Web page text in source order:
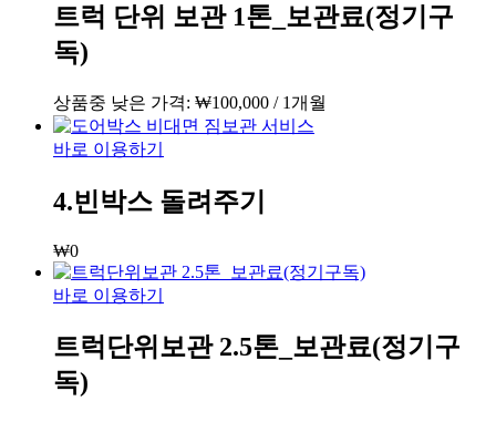
트럭 단위 보관 1톤_보관료(정기구
독)
상품중 낮은 가격: ₩100,000 / 1개월
바로 이용하기
4.빈박스 돌려주기
₩0
바로 이용하기
트럭단위보관 2.5톤_보관료(정기구
독)